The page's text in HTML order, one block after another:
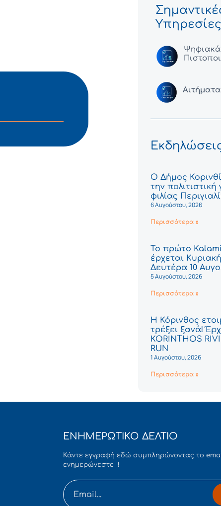
Υπηρεσίες
Ψηφιακά
Ο Δήμος
την
φιλίας
6 Αυγούστου, 2026
Περισσότερα »
Το πρώτο
έρχεται
Δευτέρα 10
5 Αυγούστου, 2026
Περισσότερα »
Η Κόρινθος
τρέξει ξανά!
KORINTHOS
RUN
1 Αυγούστου, 2026
Περισσότερα »
ΕΝΗΜΕΡΩΤΙΚΟ ΔΕΛΤΙΟ
Κάντε εγγραφή εδώ συμπληρώνοντας το
ενημερώνεστε !